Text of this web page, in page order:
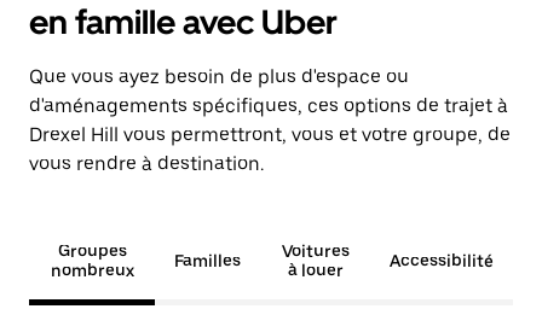
en famille avec Uber
Que vous ayez besoin de plus d'espace ou
d'aménagements spécifiques, ces options de trajet à
Drexel Hill vous permettront, vous et votre groupe, de
vous rendre à destination.
Groupes
nombreux
Familles
Voitures
à louer
Accessibilité